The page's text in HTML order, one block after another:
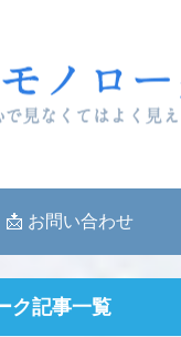
📩 お問い合わせ
ク記事一覧